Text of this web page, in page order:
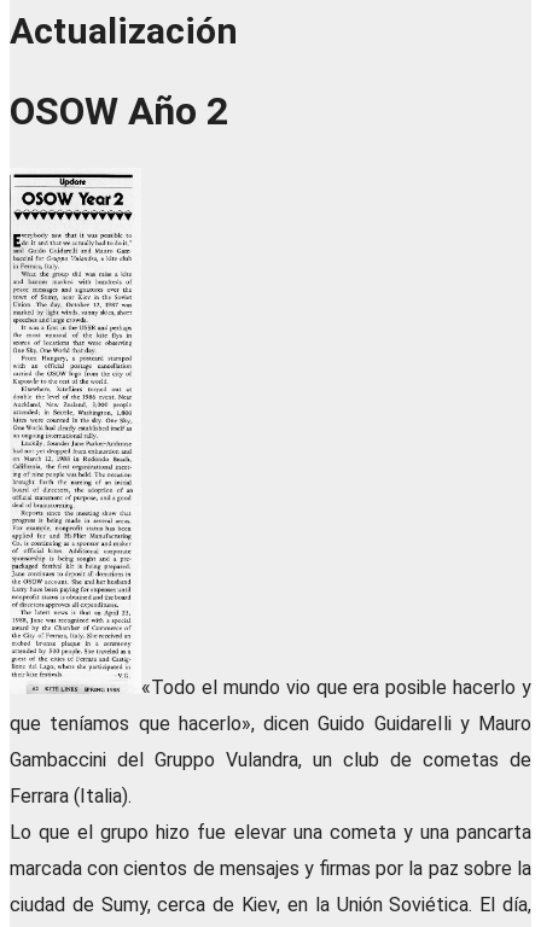
Actualización
OSOW Año 2
«Todo el mundo vio que era posible hacerlo y
que teníamos que hacerlo», dicen Guido GuidareIli y Mauro
Gambaccini del Gruppo Vulandra, un club de cometas de
Ferrara (Italia).
Lo que el grupo hizo fue elevar una cometa y una pancarta
marcada con cientos de mensajes y firmas por la paz sobre la
ciudad de Sumy, cerca de Kiev, en la Unión Soviética. El día,